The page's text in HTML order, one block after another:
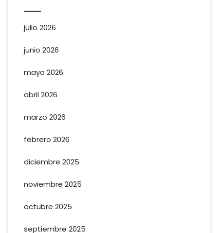
julio 2026
junio 2026
mayo 2026
abril 2026
marzo 2026
febrero 2026
diciembre 2025
noviembre 2025
octubre 2025
septiembre 2025